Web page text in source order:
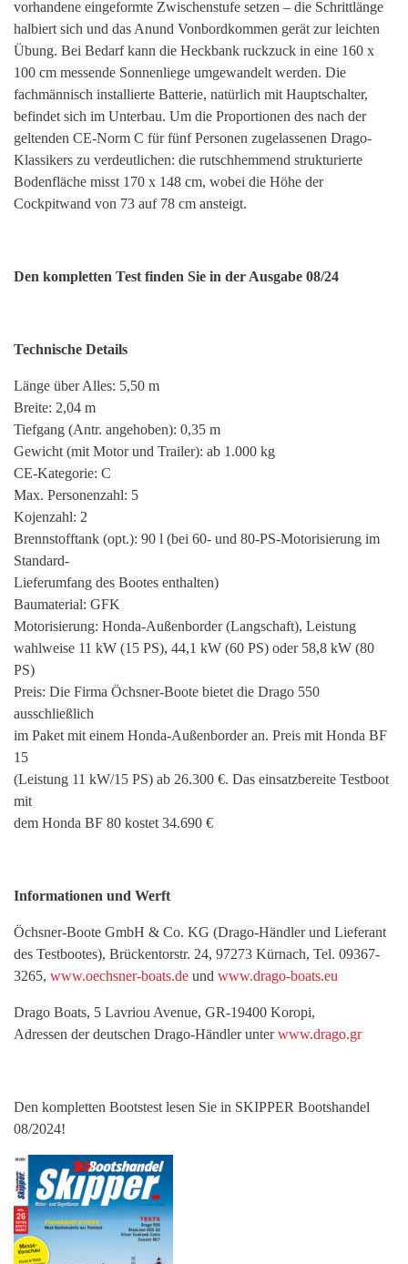
vorhandene eingeformte Zwischenstufe setzen – die Schrittlänge
halbiert sich und das Anund Vonbordkommen gerät zur leichten
Übung. Bei Bedarf kann die Heckbank ruckzuck in eine 160 x
100 cm messende Sonnenliege umgewandelt werden. Die
fachmännisch installierte Batterie, natürlich mit Hauptschalter,
befindet sich im Unterbau. Um die Proportionen des nach der
geltenden CE-Norm C für fünf Personen zugelassenen Drago-
Klassikers zu verdeutlichen: die rutschhemmend strukturierte
Bodenfläche misst 170 x 148 cm, wobei die Höhe der
Cockpitwand von 73 auf 78 cm ansteigt.
Den kompletten Test finden Sie in der Ausgabe 08/24
Technische Details
Länge über Alles: 5,50 m
Breite: 2,04 m
Tiefgang (Antr. angehoben): 0,35 m
Gewicht (mit Motor und Trailer): ab 1.000 kg
CE-Kategorie: C
Max. Personenzahl: 5
Kojenzahl: 2
Brennstofftank (opt.): 90 l (bei 60- und 80-PS-Motorisierung im
Standard-
Lieferumfang des Bootes enthalten)
Baumaterial: GFK
Motorisierung: Honda-Außenborder (Langschaft), Leistung
wahlweise 11 kW (15 PS), 44,1 kW (60 PS) oder 58,8 kW (80
PS)
Preis: Die Firma Öchsner-Boote bietet die Drago 550
ausschließlich
im Paket mit einem Honda-Außenborder an. Preis mit Honda BF
15
(Leistung 11 kW/15 PS) ab 26.300 €. Das einsatzbereite Testboot
mit
dem Honda BF 80 kostet 34.690 €
Informationen und Werft
Öchsner-Boote GmbH & Co. KG (Drago-Händler und Lieferant
des Testbootes), Brückentorstr. 24, 97273 Kürnach, Tel. 09367-
3265, www.oechsner-boats.de und www.drago-boats.eu
Drago Boats, 5 Lavriou Avenue, GR-19400 Koropi,
Adressen der deutschen Drago-Händler unterwww.drago.gr
Den kompletten Bootstest lesen Sie in SKIPPER Bootshandel
08/2024!